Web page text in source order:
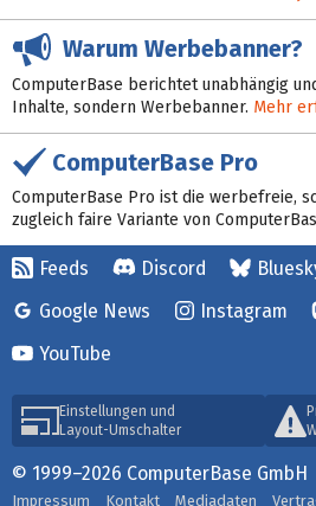
Warum Werbebanner?
ComputerBase berichtet unabhängig
Inhalte, sondern Werbebanner. Mehr
ComputerBase Pro
ComputerBase Pro ist die werbefreie,
zugleich faire Variante von
Feeds Discord
Google News
Instagram
YouTube
Einstellungen und
Layout-Umschalter
© 1999–2026 ComputerBase GmbH
Impressum Kontakt Mediadaten